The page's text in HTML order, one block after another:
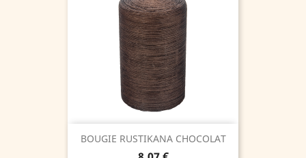
BOUGIE RUSTIKANA CHOCOLAT